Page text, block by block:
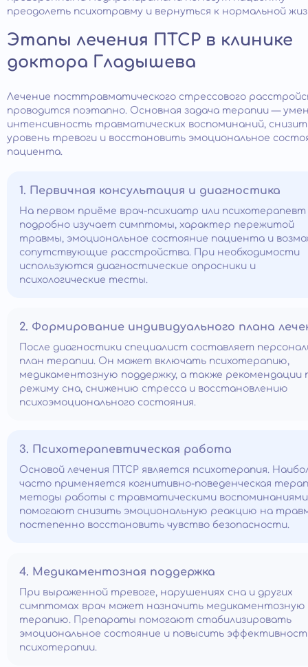
преодолеть психотравму и вернуться к нормальной
Этапы лечения ПТСР в клинике
доктора Гладышева
Лечение посттравматического стрессового
проводится поэтапно. Основная задача терапии —
интенсивность травматических воспоминаний,
уровень тревоги и восстановить эмоциональное
пациента.
1. Первичная консультация и диагностика
На первом приёме врач-психиатр или психотерапевт
подробно изучает симптомы, характер пережитой
травмы, эмоциональное состояние пациента и
сопутствующие расстройства. При необходимости
используются диагностические опросники и
психологические тесты.
2. Формирование индивидуального плана
После диагностики специалист составляет
план терапии. Он может включать психотерапию,
медикаментозную поддержку, а также рекомендации
режиму сна, снижению стресса и восстановлению
психоэмоционального состояния.
3. Психотерапевтическая работа
Основой лечения ПТСР является психотерапия.
часто применяется когнитивно-поведенческая
методы работы с травматическими
помогают снизить эмоциональную реакцию на
постепенно восстановить чувство безопасности.
4. Медикаментозная поддержка
При выраженной тревоге, нарушениях сна и других
симптомах врач может назначить медикаментозную
терапию. Препараты помогают стабилизировать
эмоциональное состояние и повысить
психотерапии.